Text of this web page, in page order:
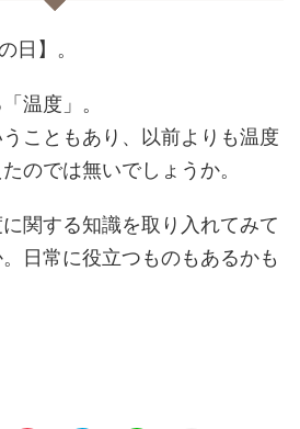
日】。
温度」。
こともあり、以前よりも温度
のでは無いでしょうか。
関する知識を取り入れてみて
日常に役立つものもあるかも